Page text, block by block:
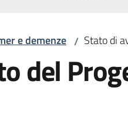
e demenze / Stato di
del